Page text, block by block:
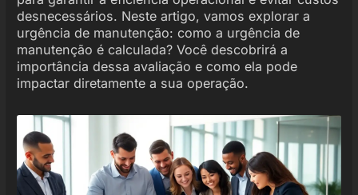
desnecessários. Neste artigo, vamos explorar a
urgência de manutenção: como a urgência de
manutenção é calculada? Você descobrirá a
importância dessa avaliação e como ela pode
impactar diretamente a sua operação.